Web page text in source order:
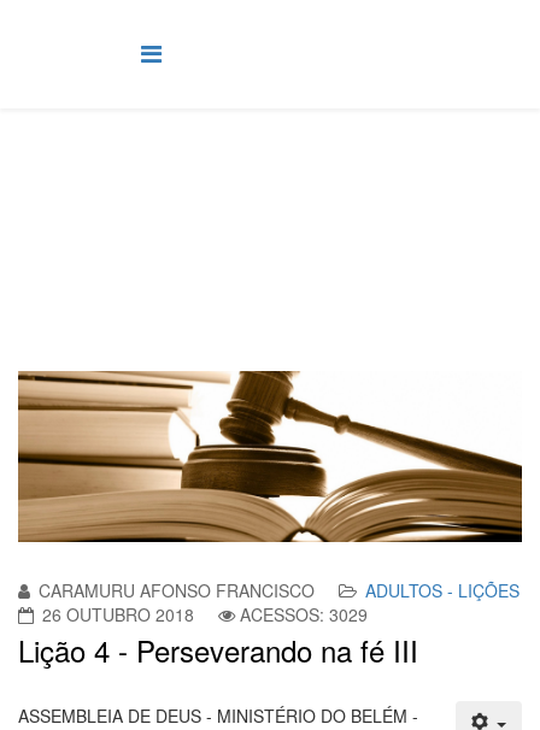
CARAMURU AFONSO FRANCISCO
ADULTOS - LIÇÕES
26 OUTUBRO 2018
ACESSOS: 3029
Lição 4 - Perseverando na fé III
ASSEMBLEIA DE DEUS - MINISTÉRIO DO BELÉM -